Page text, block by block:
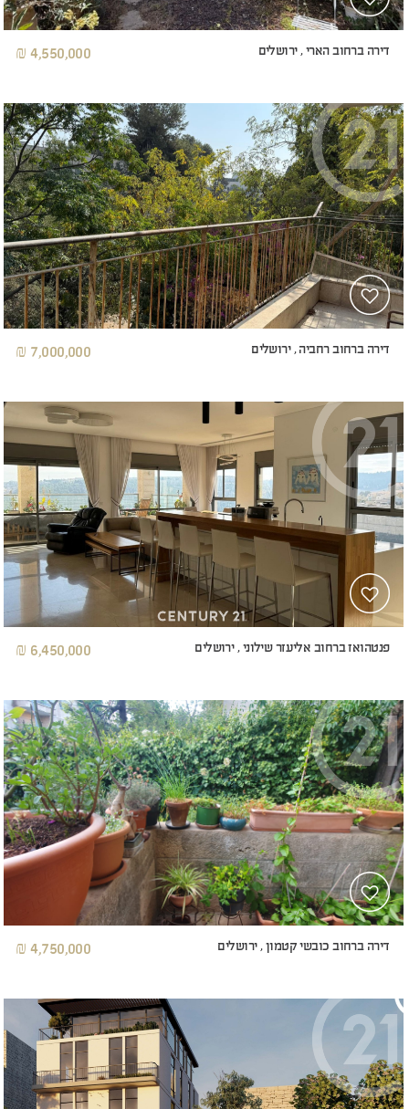
דירה ברחוב הארי , ירושלים 4,550,000 ₪
דירה ברחוב רחביה , ירושלים 7,000,000 ₪
פנטהואז ברחוב אליעזר שילוני , ירושלים 6,450,000 ₪
דירה ברחוב כובשי קטמון , ירושלים 4,750,000 ₪